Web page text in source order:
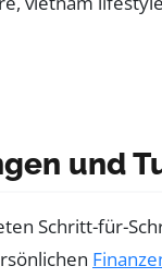
und
Schritt-für-